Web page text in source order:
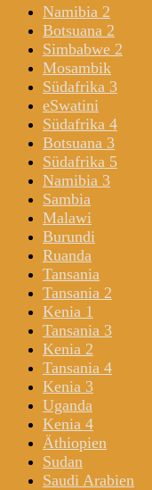
Namibia 2
Botsuana 2
Simbabwe 2
Mosambik
Südafrika 3
eSwatini
Südafrika 4
Botsuana 3
Südafrika 5
Namibia 3
Sambia
Malawi
Burundi
Ruanda
Tansania
Tansania 2
Kenia 1
Tansania 3
Kenia 2
Tansania 4
Kenia 3
Uganda
Kenia 4
Äthiopien
Sudan
Saudi Arabien